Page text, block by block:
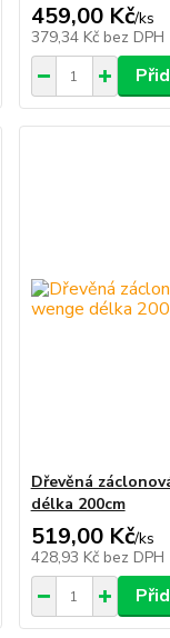
459,00 Kč/ks
379,34 Kč bez DPH
Dřevěná
délka 200cm
519,00 Kč/ks
428,93 Kč bez DPH